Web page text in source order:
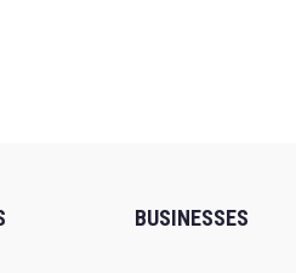
BUSINESSES